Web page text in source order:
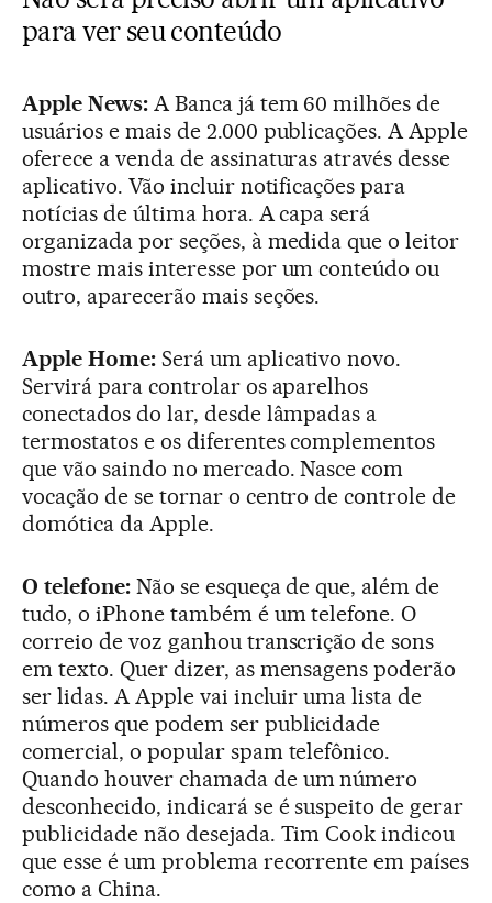
para ver seu conteúdo
Apple News:A Banca já tem 60 milhões de
usuários e mais de 2.000 publicações. A Apple
oferece a venda de assinaturas através desse
aplicativo. Vão incluir notificações para
notícias de última hora. A capa será
organizada por seções, à medida que o leitor
mostre mais interesse por um conteúdo ou
outro, aparecerão mais seções.
Apple Home:Será um aplicativo novo.
Servirá para controlar os aparelhos
conectados do lar, desde lâmpadas a
termostatos e os diferentes complementos
que vão saindo no mercado. Nasce com
vocação de se tornar o centro de controle de
domótica da Apple.
O telefone:Não se esqueça de que, além de
tudo, o iPhone também é um telefone. O
correio de voz ganhou transcrição de sons
em texto. Quer dizer, as mensagens poderão
ser lidas. A Apple vai incluir uma lista de
números que podem ser publicidade
comercial, o popular spam telefônico.
Quando houver chamada de um número
desconhecido, indicará se é suspeito de gerar
publicidade não desejada. Tim Cook indicou
que esse é um problema recorrente em países
como a China.